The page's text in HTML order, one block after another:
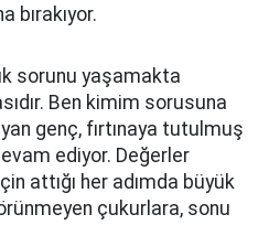
bırakıyor.
sorunu yaşamakta
Ben kimim sorusuna
genç, fırtınaya tutulmuş
ediyor. Değerler
attığı her adımda büyük
çukurlara, sonu